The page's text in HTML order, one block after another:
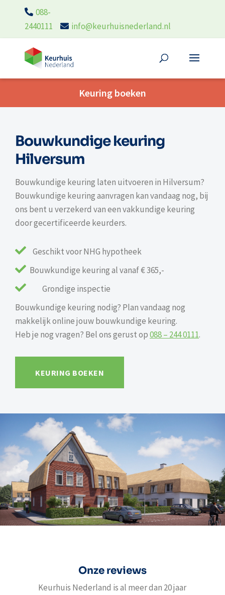
088-
2440111
info@keurhuisnederland.nl
Keuring boeken
Bouwkundige keuring
Hilversum
Bouwkundige keuring laten uitvoeren in Hilversum?
Bouwkundige keuring aanvragen kan vandaag nog, bij
ons bent u verzekerd van een vakkundige keuring
door gecertificeerde keurders.
 Geschikt voor NHG hypotheek
 Bouwkundige keuring al vanaf € 365,-

Grondige inspectie
Bouwkundige keuring nodig? Plan vandaag nog
makkelijk online jouw bouwkundige keuring.
Heb je nog vragen? Bel ons gerust op088 – 244 0111.
KEURING BOEKEN
Onze reviews
Keurhuis Nederland is al meer dan 20 jaar